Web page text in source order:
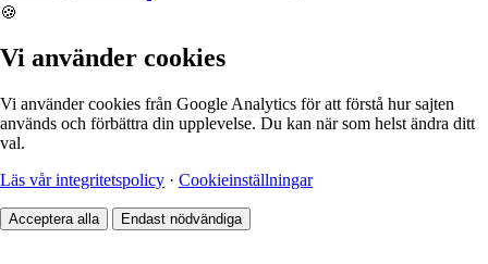
🍪
Vi använder cookies
Vi använder cookies från Google Analytics för att förstå hur sajten
används och förbättra din upplevelse. Du kan när som helst ändra ditt
val.
Läs vår integritetspolicy · Cookieinställningar
Acceptera alla Endast nödvändiga